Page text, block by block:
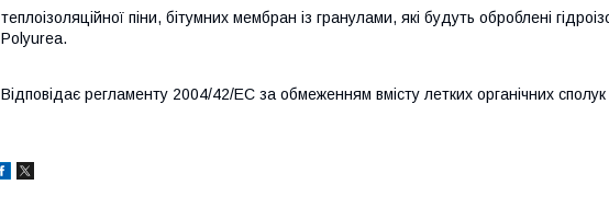
теплоізоляційної піни, бітумних мембран із гранулами, які будуть оброблені
Polyurea.
Відповідає регламенту 2004/42/EC за обмеженням вмісту летких органічних